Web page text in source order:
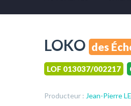
LOKO des
LOF 013037/002217
Producteur : Jean-Pierre